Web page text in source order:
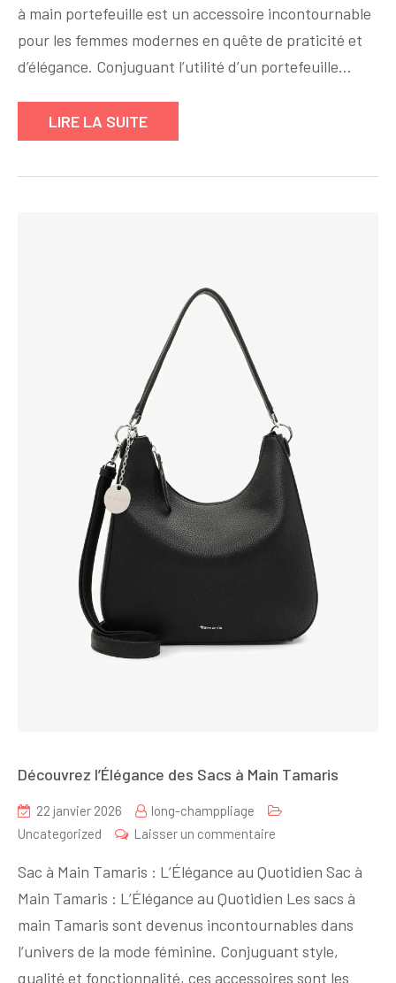
Main
Portefeuille
:
et
à main portefeuille est un accessoire incontournable
pour les femmes modernes en quête de praticité et
d’élégance. Conjuguant l’utilité d’un portefeuille…
LIRE LA SUITE
Découvrez l’Élégance des Sacs à Main Tamaris
22 janvier 2026
long-champpliage
Uncategorized
Laisser un commentaire
l’Élégance
des
Sacs
à
Sac à Main Tamaris : L’Élégance au Quotidien Sac à
Main Tamaris : L’Élégance au Quotidien Les sacs à
main Tamaris sont devenus incontournables dans
l’univers de la mode féminine. Conjuguant style,
qualité et fonctionnalité, ces accessoires sont les